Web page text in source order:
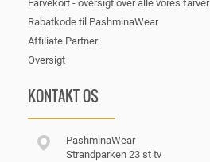
Farvekort - oversigt over alle vores farver
Rabatkode til PashminaWear
Affiliate Partner
Oversigt
KONTAKT OS
PashminaWear
Strandparken 23 st tv